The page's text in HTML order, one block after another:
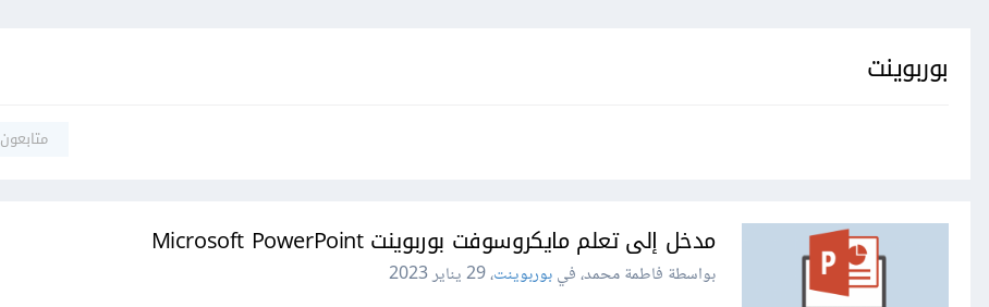
بوربوينت
متابعون
مدخل إلى تعلم مايكروسوفت بوربوينت Microsoft PowerPoint
بواسطة فاطمة محمد، فيبوربوينت،29 يناير 2023